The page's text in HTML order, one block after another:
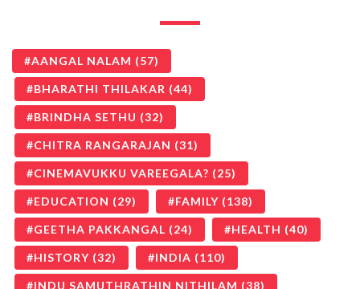
AANGAL NALAM (57)
BHARATHI THILAKAR (44)
BRINDHA SETHU (32)
CHITRA RANGARAJAN (31)
CINEMAVUKKU VAREEGALA? (25)
EDUCATION (29) FAMILY (138)
GEETHA PAKKANGAL (24) HEALTH (40)
HISTORY (32) INDIA (110)
INDU SAMUTHRATHIN NITHILAM (38)